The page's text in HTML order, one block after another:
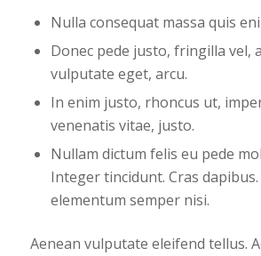
Nulla consequat massa quis
Donec pede justo, fringilla vel,
vulputate eget, arcu.
In enim justo, rhoncus ut,
venenatis vitae, justo.
Nullam dictum felis eu pede
Integer tincidunt. Cras dapibus.
elementum semper nisi.
Aenean vulputate eleifend tellus.